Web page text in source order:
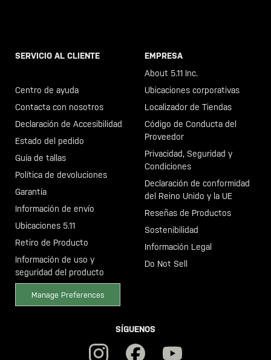
SERVICIO AL CLIENTE
Centro de ayuda
Contacta con nosotros
Declaración de Accesibilidad
Estado del pedido
Guía de tallas
Política de devoluciones
Garantía
Información de envío
Ubicaciones 5.11
Retiro de Producto
Información de uso y
seguridad del producto
Manage Preferences
EMPRESA
About 5.11 Inc.
Ubicaciones corporativas
Localizador de Tiendas
Código de Conducta del
Proveedor
Privacidad, Seguridad y
Condiciones
Declaración de conformidad
del Reino Unido y la UE
Reseñas de Productos
Sostenibilidad
Información Legal
Do Not Sell
SÍGUENOS